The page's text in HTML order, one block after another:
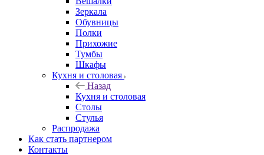
Зеркала
Обувницы
Полки
Прихожие
Тумбы
Шкафы
Кухня и столовая
Назад
Кухня и столовая
Столы
Стулья
Распродажа
Как стать партнером
Контакты